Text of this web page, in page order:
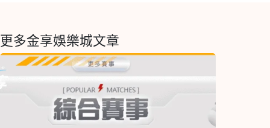
更多金享娛樂城文章